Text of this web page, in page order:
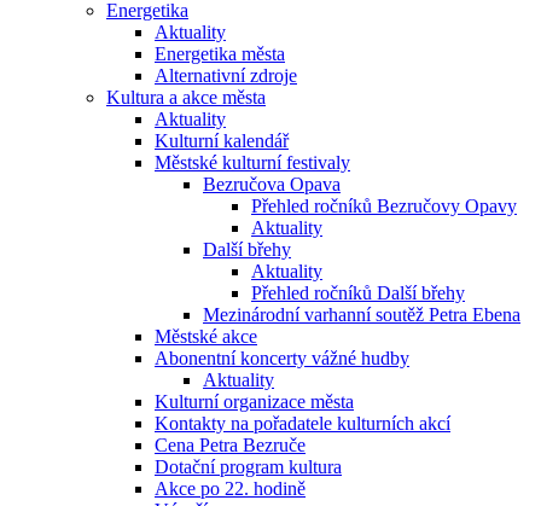
Energetika
Aktuality
Energetika města
Alternativní zdroje
Kultura a akce města
Aktuality
Kulturní kalendář
Městské kulturní festivaly
Bezručova Opava
Přehled ročníků Bezručovy Opavy
Aktuality
Další břehy
Aktuality
Přehled ročníků Další břehy
Mezinárodní varhanní soutěž Petra Ebena
Městské akce
Abonentní koncerty vážné hudby
Aktuality
Kulturní organizace města
Kontakty na pořadatele kulturních akcí
Cena Petra Bezruče
Dotační program kultura
Akce po 22. hodině